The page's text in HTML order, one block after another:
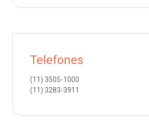
Telefones
(11) 3505-1000
(11) 3283-3911